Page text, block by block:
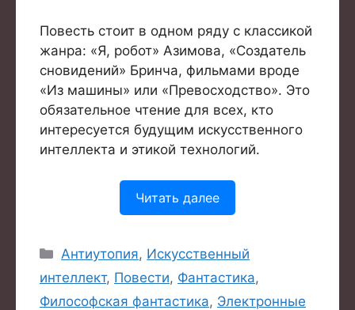
Повесть стоит в одном ряду с классикой
жанра: «Я, робот» Азимова, «Создатель
сновидений» Бринча, фильмами вроде
«Из машины» или «Превосходство». Это
обязательное чтение для всех, кто
интересуется будущим искусственного
интеллекта и этикой технологий.
Читать далее
Рубрики
Антиутопия, Искусственный
интеллект, Повести, Фантастика,
Философская фантастика, Электронные